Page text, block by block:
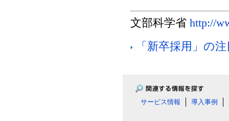
文部科学省 http://
「新卒採用」の
サービス情報 導入事例